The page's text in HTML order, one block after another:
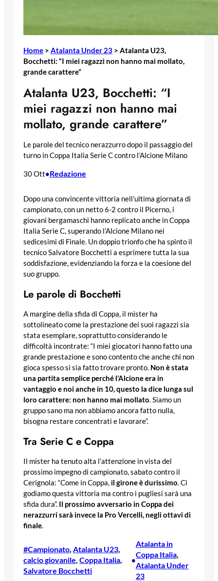
Home > Atalanta Under 23 > Atalanta U23,
Bocchetti: “I miei ragazzi non hanno mai mollato,
grande carattere”
Atalanta U23, Bocchetti: “I
miei ragazzi non hanno mai
mollato, grande carattere”
Le parole del tecnico nerazzurro dopo il passaggio del
turno in Coppa Italia Serie C contro l’Alcione Milano
30 Ott•Redazione
Dopo una convincente vittoria nell’ultima giornata di
campionato, con un netto 6-2 contro il Picerno, i
giovani bergamaschi hanno replicato anche in Coppa
Italia Serie C, superando l’Alcione Milano nei
sedicesimi di Finale. Un doppio trionfo che ha spinto il
tecnico Salvatore Bocchetti a esprimere tutta la sua
soddisfazione, evidenziando la forza e la coesione del
suo gruppo.
Le parole di Bocchetti
A margine della sfida di Coppa, il mister ha
sottolineato come la prestazione dei suoi ragazzi sia
stata esemplare, soprattutto considerando le
difficoltà incontrate: “I miei giocatori hanno fatto una
grande prestazione e sono contento che anche chi non
gioca spesso si sia fatto trovare pronto. Non è stata
una partita semplice perché l’Alcione era in
vantaggio e noi anche in 10, questo la dice lunga sul
loro carattere: non hanno mai mollato. Siamo un
gruppo sano ma non abbiamo ancora fatto nulla,
bisogna restare concentrati e lavorare”.
Tra Serie C e Coppa
Il mister ha tenuto alta l’attenzione in vista del
prossimo impegno di campionato, sabato contro il
Cerignola: “Come in Coppa, il girone è durissimo. Ci
godiamo questa vittoria ma contro i pugliesi sarà una
sfida dura”. Il prossimo avversario in Coppa dei
nerazzurri sarà invece la Pro Vercelli, negli ottavi di
finale.
#Campionato Atalanta U23
calcio giovanile Coppa Italia
Salvatore Bocchetti
•
Atalanta in
Coppa Italia
Atalanta Under
23